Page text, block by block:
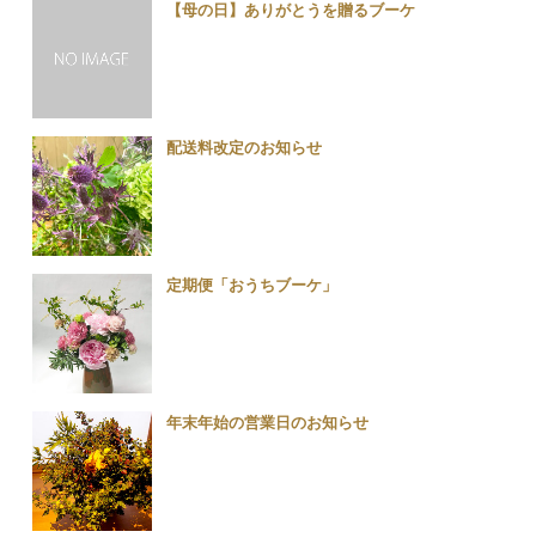
【母の日】ありがとうを贈るブーケ
配送料改定のお知らせ
定期便「おうちブーケ」
年末年始の営業日のお知らせ